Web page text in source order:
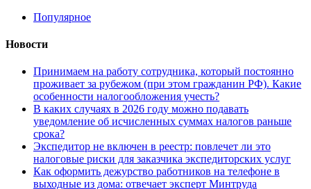
Популярное
Новости
Принимаем на работу сотрудника, который постоянно
проживает за рубежом (при этом гражданин РФ). Какие
особенности налогообложения учесть?
В каких случаях в 2026 году можно подавать
уведомление об исчисленных суммах налогов раньше
срока?
Экспедитор не включен в реестр: повлечет ли это
налоговые риски для заказчика экспедиторских услуг
Как оформить дежурство работников на телефоне в
выходные из дома: отвечает эксперт Минтруда